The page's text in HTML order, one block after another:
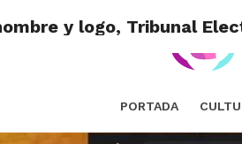
PORTADA
y logo, Tribunal